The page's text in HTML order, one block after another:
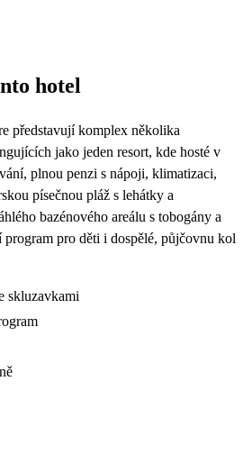
hotel
představují komplex několika
jako jeden resort, kde hosté v
plnou penzi s nápoji, klimatizaci,
písečnou pláž s lehátky a
bazénového areálu s tobogány a
pro děti i dospělé, půjčovnu kol
skluzavkami